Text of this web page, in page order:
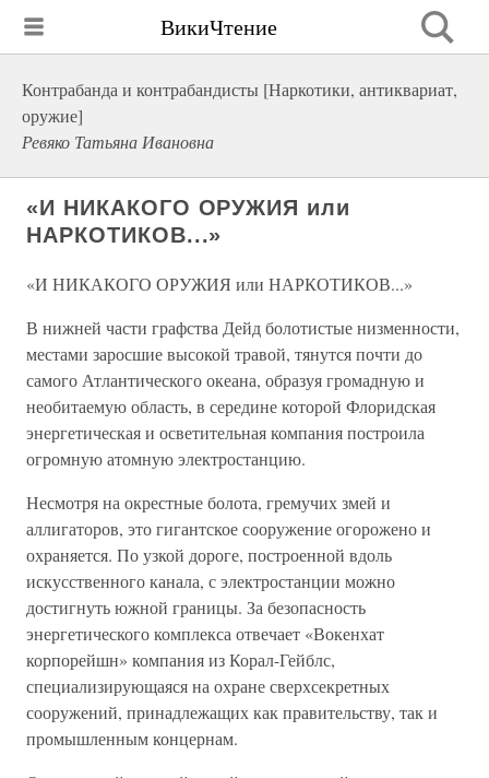
ВикиЧтение
Контрабанда и контрабандисты [Наркотики, антиквариат,
оружие]
Ревяко Татьяна Ивановна
«И НИКАКОГО ОРУЖИЯ или
НАРКОТИКОВ...»
«И НИКАКОГО ОРУЖИЯ или НАРКОТИКОВ...»
В нижней части графства Дейд болотистые низменности,
местами заросшие высокой травой, тянутся почти до
самого Атлантического океана, образуя громадную и
необитаемую область, в середине которой Флоридская
энергетическая и осветительная компания построила
огромную атомную электростанцию.
Несмотря на окрестные болота, гремучих змей и
аллигаторов, это гигантское сооружение огорожено и
охраняется. По узкой дороге, построенной вдоль
искусственного канала, с электростанции можно
достигнуть южной границы. За безопасность
энергетического комплекса отвечает «Вокенхат
корпорейшн» компания из Корал-Гейблс,
специализирующаяся на охране сверхсекретных
сооружений, принадлежащих как правительству, так и
промышленным концернам.